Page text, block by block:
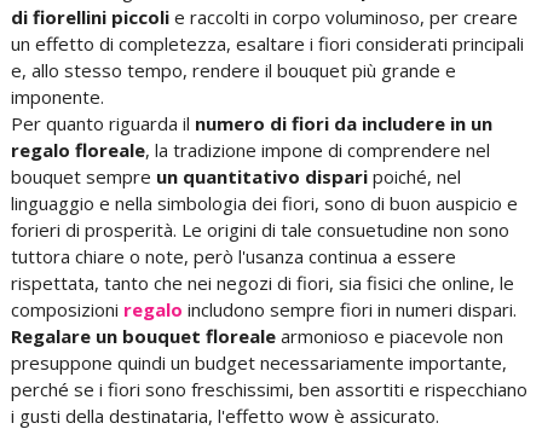
di fiorellini piccolie raccolti in corpo voluminoso, per creare
un effetto di completezza, esaltare i fiori considerati principali
e, allo stesso tempo, rendere il bouquet più grande e
imponente.
Per quanto riguarda il numero di fiori da includere in un
regalo floreale, la tradizione impone di comprendere nel
bouquet sempre un quantitativo dispari poiché, nel
linguaggio e nella simbologia dei fiori, sono di buon auspicio e
forieri di prosperità. Le origini di tale consuetudine non sono
tuttora chiare o note, però l'usanza continua a essere
rispettata, tanto che nei negozi di fiori, sia fisici che online, le
composizioni regalo includono sempre fiori in numeri dispari.
Regalare un bouquet florealearmonioso e piacevole non
presuppone quindi un budget necessariamente importante,
perché se i fiori sono freschissimi, ben assortiti e rispecchiano
i gusti della destinataria, l'effetto wow è assicurato.